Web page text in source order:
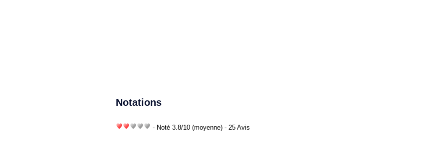
Notations
- Noté 3.8/10 (moyenne) - 25 Avis